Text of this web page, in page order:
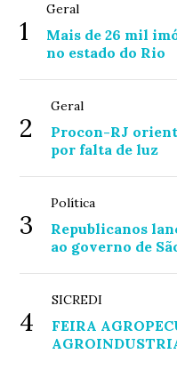
1
Geral
Mais de 26 mil
no estado do Rio
2
Geral
Procon-RJ
por falta de luz
3
Política
Republicanos
ao governo de
4
SICREDI
FEIRA